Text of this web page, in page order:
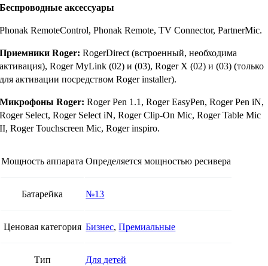
Беспроводные аксессуары
Phonak RemoteControl, Phonak Remote, TV Connector, PartnerMic.
Приемники Roger: RogerDirect (встроенный, необходима
активация), Roger MyLink (02) и (03), Roger X (02) и (03) (только
для активации посредством Roger installer).
Микрофоны Roger: Roger Pen 1.1, Roger EasyPen, Roger Pen iN,
Roger Select, Roger Select iN, Roger Clip-On Mic, Roger Table Mic
II, Roger Touchscreen Mic, Roger inspiro.
Мощность аппарата Определяется мощностью ресивера
Батарейка №13
Ценовая категория Бизнес,Премиальные
Тип Для детей